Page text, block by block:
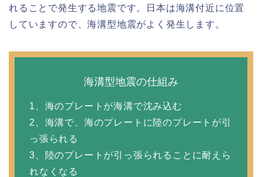
れることで発生する地震です。日本は海溝付近に位置
していますので、海溝型地震がよく発生します。
海溝型地震の仕組み
1、海のプレートが海溝で沈み込む
2、海溝で、海のプレートに陸のプレートが引
っ張られる
3、陸のプレートが引っ張られることに耐えら
れなくなる